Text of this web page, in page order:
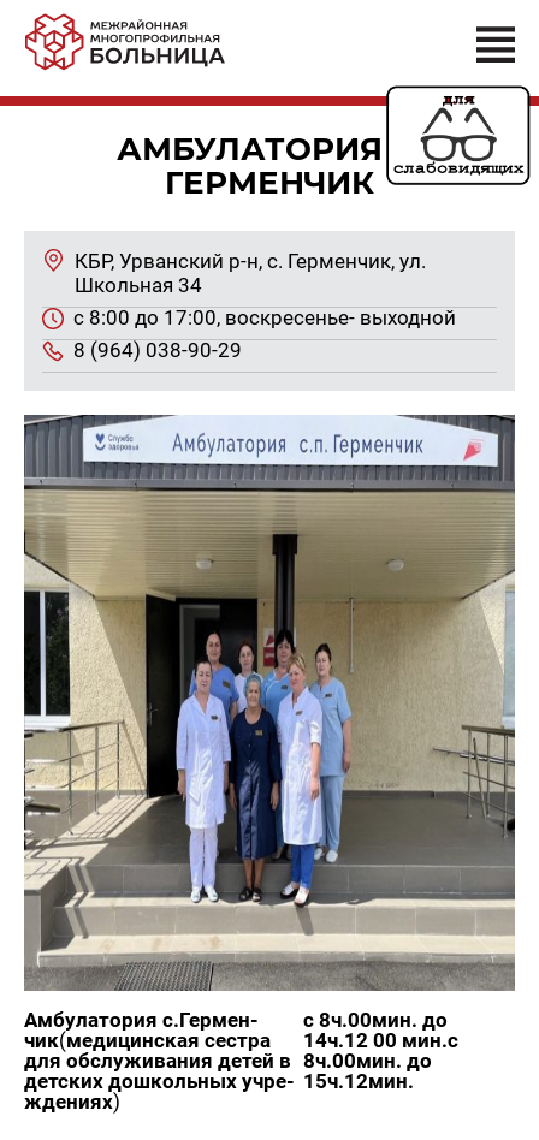
АМБУЛАТОРИЯ С.
ГЕРМЕНЧИК
КБР, Урван­ский р-н, с. Гер­мен­чик, ул.
Школь­ная 34
с 8:00 до 17:00, вос­кре­се­нье- вы­ход­ной
8 (964) 038-90-29
Ам­бу­ла­то­рия с.Гер­мен­
чик(ме­ди­цин­ская сест­ра
для об­слу­жи­ва­ния детей в
дет­ских до­школь­ных учре­
жде­ни­ях)
с 8ч.00мин. до
14ч.12 00 мин.с
8ч.00мин. до
15ч.12мин.